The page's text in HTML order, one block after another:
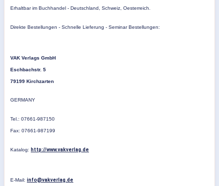
Erhaltbar im Buchhandel - Deutschland, Schweiz, Oesterreich.
Direkte Bestellungen - Schnelle Lieferung - Seminar Bestellungen:
VAK Verlags GmbH
Eschbachstr. 5
79199 Kirchzarten
GERMANY
Tel.: 07661-987150
Fax: 07661-987199
Katalog: http://www.vakverlag.de
E-Mail: info@vakverlag.de